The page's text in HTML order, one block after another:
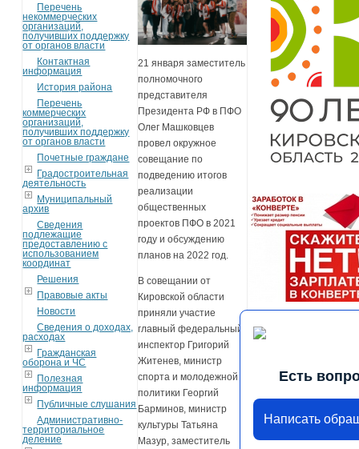
Перечень
некоммерческих
организаций,
получивших поддержку
от органов власти
Контактная
информация
История района
Перечень
коммерческих
организаций,
получивших поддержку
от органов власти
Почетные граждане
Градостроительная
деятельность
Муниципальный
архив
Сведения
подлежащие
предоставлению с
использованием
координат
Решения
Правовые акты
Новости
Сведения о доходах,
расходах
Гражданская
оборона и ЧС
Полезная
информация
Публичные слушания
Административно-
территориальное
деление
21 января заместитель
полномочного
представителя
Президента РФ в ПФО
Олег Машковцев
провел окружное
совещание по
подведению итогов
реализации
общественных
проектов ПФО в 2021
году и обсуждению
планов на 2022 год.
В совещании от
Кировской области
приняли участие
главный федеральный
инспектор Григорий
Житенев, министр
спорта и молодежной
политики Георгий
Барминов, министр
культуры Татьяна
Мазур, заместитель
Есть
Написать